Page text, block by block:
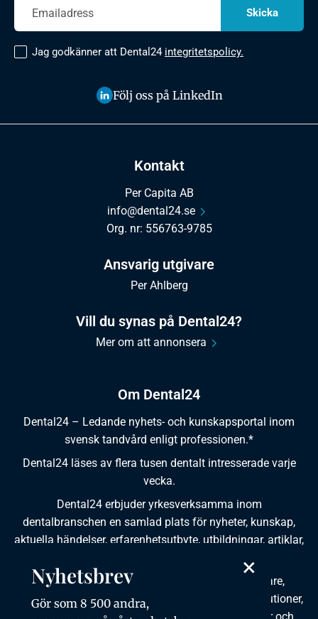
Om Dental24
Dental24 – Ledande nyhets- och kunskapsportal inom
svensk tandvård enligt professionen.*
Dental24 läses av flera tusen dentalt intresserade varje
vecka.
Dental24 erbjuder yrkesverksamma inom
dentalbranschen en samlad plats för nyheter, kunskap,
aktuella händelser, erfarenhetsutbyte, utbildningar, artiklar,
Dental24 produceras i samverkan med tandläkare,
tandhygienister, tandsköterskor, tandtekniker, institutioner,
Kontakt
Per Capita AB
info@dental24.se
Org. nr: 556763-9785
Ansvarig utgivare
Per Ahlberg
Vill du synas på Dental24?
Mer om att annonsera
Jag godkänner att Dental24 integritetspolicy.
Följ oss på LinkedIn
×
Nyhetsbrev
Gör som 8 500 andra,